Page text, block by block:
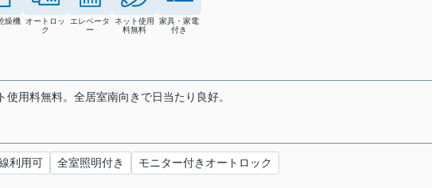
燥機
オートロッ
ク
エレベータ
ー
ネット使用
料無料
家具・家電
付き
用料無料。全居室南向きで日当たり良好。
利用可 全室照明付き モニター付きオートロック